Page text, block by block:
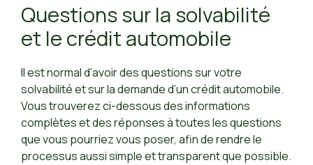
Questions sur la solvabilité
et le crédit automobile
Il est normal d’avoir des questions sur votre
solvabilité et sur la demande d’un crédit automobile.
Vous trouverez ci-dessous des informations
complètes et des réponses à toutes les questions
que vous pourriez vous poser, afin de rendre le
processus aussi simple et transparent que possible.